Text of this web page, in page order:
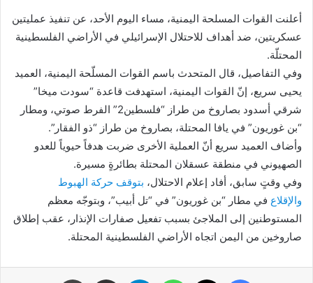
أعلنت القوات المسلحة اليمنية، مساء اليوم الأحد، عن تنفيذ عمليتين
عسكريتين، ضد أهداف للاحتلال الإسرائيلي في الأراضي الفلسطينية
المحتلّة.
وفي التفاصيل، قال المتحدث باسم القوات المسلّحة اليمنية، العميد
يحيى سريع، إنّ القوات اليمنية، استهدفت قاعدة “سودت ميخا”
شرقي أسدود بصاروخ من طراز “فلسطين2” الفرط صوتي، ومطار
“بن غوريون” في يافا المحتلة، بصاروخ من طراز “ذو الفقار”.
وأضاف العميد سريع أنّ العملية الأخرى ضربت هدفاً حيوياً للعدو
الصهيوني في منطقة عسقلان المحتلة بطائرةٍ مسيرة.
وفي وقتٍ سابق، أفاد إعلام الاحتلال، بتوقف حركة الهبوط
والإقلاع في مطار “بن غوريون” في “تل أبيب”، وبتوجّه معظم
المستوطنين إلى الملاجئ بسبب تفعيل صفارات الإنذار، عقب إطلاق
صاروخين من اليمن اتجاه الأراضي الفلسطينية المحتلة.
فيسبوك واتساب تيلقرام مشاركة عبر البريد